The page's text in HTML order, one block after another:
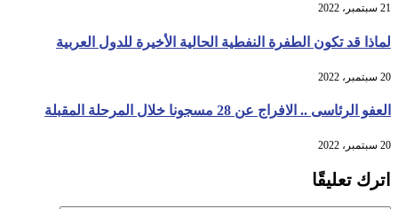
21 سبتمبر، 2022
لماذا قد تكون الطفرة النفطية الحالية الأخيرة للدول العربية
20 سبتمبر، 2022
العفو الرئاسى .. الافراج عن 28 مسجونا خلال المرحلة المقبلة
20 سبتمبر، 2022
اترك تعليقًا